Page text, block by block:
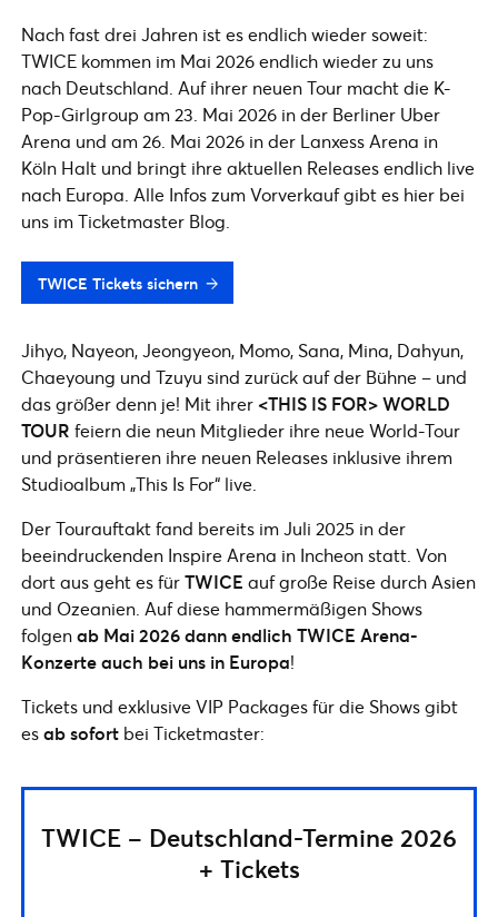
Nach fast drei Jahren ist es endlich wieder soweit:
TWICE kommen im Mai 2026 endlich wieder zu uns
nach Deutschland. Auf ihrer neuen Tour macht die K-
Pop-Girlgroup am 23. Mai 2026 in der Berliner Uber
Arena und am 26. Mai 2026 in der Lanxess Arena in
Köln Halt und bringt ihre aktuellen Releases endlich live
nach Europa. Alle Infos zum Vorverkauf gibt es hier bei
uns im Ticketmaster Blog.
TWICE Tickets sichern
Jihyo, Nayeon, Jeongyeon, Momo, Sana, Mina, Dahyun,
Chaeyoung und Tzuyu sind zurück auf der Bühne – und
das größer denn je! Mit ihrer <THIS IS FOR> WORLD
TOUR feiern die neun Mitglieder ihre neue World-Tour
und präsentieren ihre neuen Releases inklusive ihrem
Studioalbum „This Is For“ live.
Der Tourauftakt fand bereits im Juli 2025 in der
beeindruckenden Inspire Arena in Incheon statt. Von
dort aus geht es fürTWICE auf große Reise durch Asien
und Ozeanien. Auf diese hammermäßigen Shows
folgenab Mai 2026 dann endlich TWICE Arena-
Konzerte auch bei uns in Europa!
Tickets und exklusive VIP Packages für die Shows gibt
esab sofort bei Ticketmaster:
TWICE – Deutschland-Termine 2026
+ Tickets